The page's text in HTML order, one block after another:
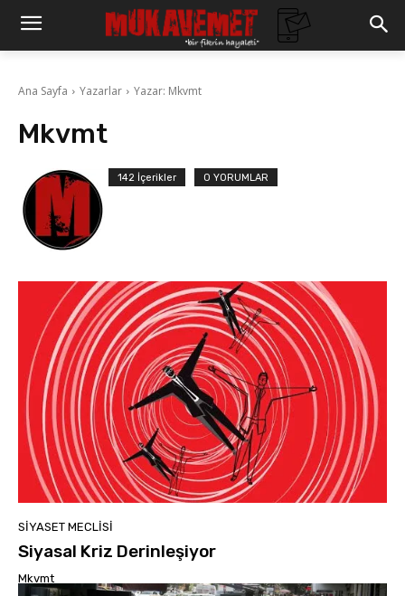
Ana Sayfa Yazarlar Yazar: Mkvmt
Mkvmt
142 İçerikler 0 YORUMLAR
SIYASET MECLISI
Siyasal Kriz Derinleşiyor
Mkvmt